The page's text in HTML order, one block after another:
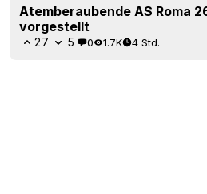
Atemberaubende AS Roma
vorgestellt
27 5 0 1.7K 4 Std.